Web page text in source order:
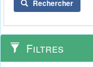
Rechercher
Filtres